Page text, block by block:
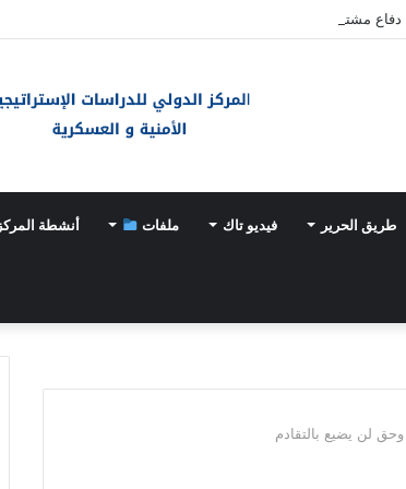
دفاع مشترك
طريق الحرير فيديو تاك ملفات أنشطة المركز
وحق لن يضيع بالتقادم